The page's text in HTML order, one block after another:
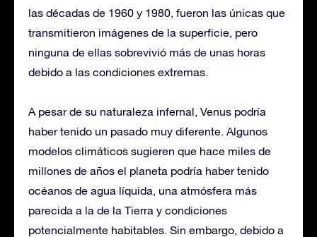
las décadas de 1960 y 1980, fueron las únicas que
transmitieron imágenes de la superficie, pero
ninguna de ellas sobrevivió más de unas horas
debido a las condiciones extremas.
A pesar de su naturaleza infernal, Venus podría
haber tenido un pasado muy diferente. Algunos
modelos climáticos sugieren que hace miles de
millones de años el planeta podría haber tenido
océanos de agua líquida, una atmósfera más
parecida a la de la Tierra y condiciones
potencialmente habitables. Sin embargo, debido a